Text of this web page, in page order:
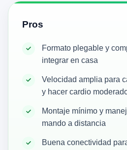
Pros
Formato plegable y
integrar en casa
Velocidad amplia para
y hacer cardio
Montaje mínimo y
mando a distancia
Buena conectividad